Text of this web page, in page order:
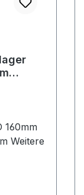
160mm